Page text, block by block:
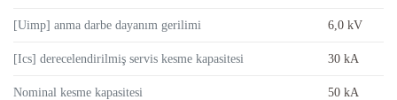
[Uimp] anma darbe dayanım gerilimi 6,0 kV
[Ics] derecelendirilmiş servis kesme kapasitesi 30 kA
Nominal kesme kapasitesi 50 kA